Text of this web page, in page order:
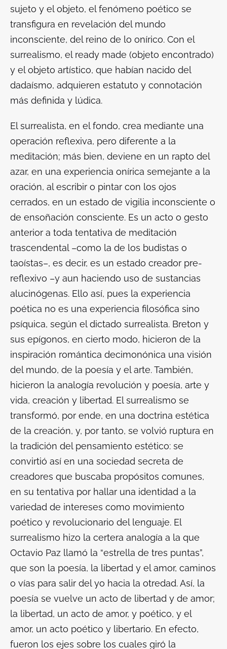
sujeto y el objeto, el fenómeno poético se
transfigura en revelación del mundo
inconsciente, del reino de lo onírico. Con el
surrealismo, el ready made (objeto encontrado)
y el objeto artístico, que habían nacido del
dadaísmo, adquieren estatuto y connotación
más definida y lúdica.
El surrealista, en el fondo, crea mediante una
operación reflexiva, pero diferente a la
meditación; más bien, deviene en un rapto del
azar, en una experiencia onírica semejante a la
oración, al escribir o pintar con los ojos
cerrados, en un estado de vigilia inconsciente o
de ensoñación consciente. Es un acto o gesto
anterior a toda tentativa de meditación
trascendental –como la de los budistas o
taoístas–, es decir, es un estado creador pre-
reflexivo –y aun haciendo uso de sustancias
alucinógenas. Ello así, pues la experiencia
poética no es una experiencia filosófica sino
psíquica, según el dictado surrealista. Breton y
sus epígonos, en cierto modo, hicieron de la
inspiración romántica decimonónica una visión
del mundo, de la poesía y el arte. También,
hicieron la analogía revolución y poesía, arte y
vida, creación y libertad. El surrealismo se
transformó, por ende, en una doctrina estética
de la creación, y, por tanto, se volvió ruptura en
la tradición del pensamiento estético: se
convirtió así en una sociedad secreta de
creadores que buscaba propósitos comunes,
en su tentativa por hallar una identidad a la
variedad de intereses como movimiento
poético y revolucionario del lenguaje. El
surrealismo hizo la certera analogía a la que
Octavio Paz llamó la “estrella de tres puntas”,
que son la poesía, la libertad y el amor, caminos
o vías para salir del yo hacia la otredad. Así, la
poesía se vuelve un acto de libertad y de amor;
la libertad, un acto de amor, y poético, y el
amor, un acto poético y libertario. En efecto,
fueron los ejes sobre los cuales giró la